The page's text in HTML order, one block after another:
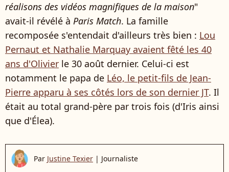
réalisons des vidéos magnifiques de la maison"
avait-il révélé à Paris Match. La famille
recomposée s'entendait d'ailleurs très bien : Lou
Pernaut et Nathalie Marquay avaient fêté les 40
ans d'Olivier le 30 août dernier. Celui-ci est
notamment le papa de Léo, le petit-fils de Jean-
Pierre apparu à ses côtés lors de son dernier JT. Il
était au total grand-père par trois fois (d'Iris ainsi
que d'Élea).
Par Justine Texier | Journaliste